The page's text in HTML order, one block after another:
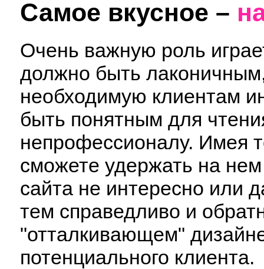
Самое вкусное –
Очень важную роль
должно быть
необходимую клиентам
быть понятным для
непрофессионалу. Имея
сможете удержать на
сайта не интересно или
тем справедливо и
"отталкивающем"
потенциального клиента.